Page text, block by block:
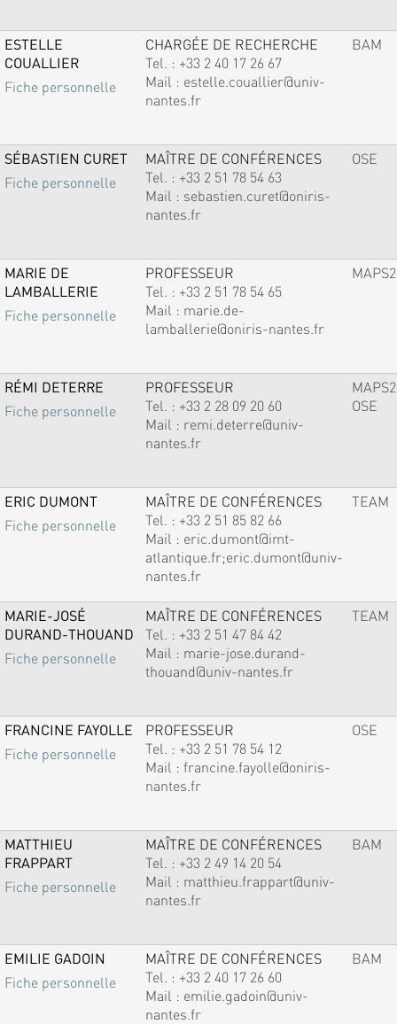
ESTELLE
COUALLIER
Fiche personnelle
CHARGÉE DE RECHERCHE
Tel. : +33 2 40 17 26 67
Mail : estelle.couallier@univ-
nantes.fr
BAM
SÉBASTIEN CURET
Fiche personnelle
MAÎTRE DE CONFÉRENCES
Tel. : +33 2 51 78 54 63
Mail : sebastien.curet@oniris-
nantes.fr
OSE
MARIE DE
LAMBALLERIE
Fiche personnelle
PROFESSEUR
Tel. : +33 2 51 78 54 65
Mail : marie.de-
lamballerie@oniris-nantes.fr
MAPS2
RÉMI DETERRE
Fiche personnelle
PROFESSEUR
Tel. : +33 2 28 09 20 60
Mail : remi.deterre@univ-
nantes.fr
MAPS2
OSE
ERIC DUMONT
Fiche personnelle
MAÎTRE DE CONFÉRENCES
Tel. : +33 2 51 85 82 66
Mail : eric.dumont@imt-
atlantique.fr;eric.dumont@univ-
nantes.fr
TEAM
MARIE-JOSÉ
DURAND-THOUAND
Fiche personnelle
MAÎTRE DE CONFÉRENCES
Tel. : +33 2 51 47 84 42
Mail : marie-jose.durand-
thouand@univ-nantes.fr
TEAM
FRANCINE FAYOLLE
Fiche personnelle
PROFESSEUR
Tel. : +33 2 51 78 54 12
Mail : francine.fayolle@oniris-
nantes.fr
OSE
MATTHIEU
FRAPPART
Fiche personnelle
MAÎTRE DE CONFÉRENCES
Tel. : +33 2 49 14 20 54
Mail : matthieu.frappart@univ-
nantes.fr
BAM
EMILIE GADOIN
Fiche personnelle
MAÎTRE DE CONFÉRENCES
Tel. : +33 2 40 17 26 60
Mail : emilie.gadoin@univ-
nantes.fr
BAM